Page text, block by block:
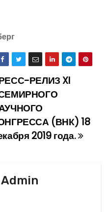
РЕЛИЗ XI
(ВНК) 18
2019 года.
Admin